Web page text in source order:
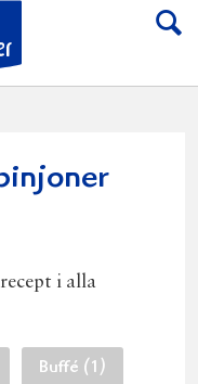
Till Norrmejerier
i alla
Buffé (1)